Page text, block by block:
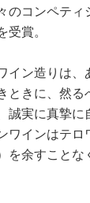
のコンペティ
受賞。
ワイン造りは
ときに、然る
誠実に真摯
ワインはテロ
を余すことな